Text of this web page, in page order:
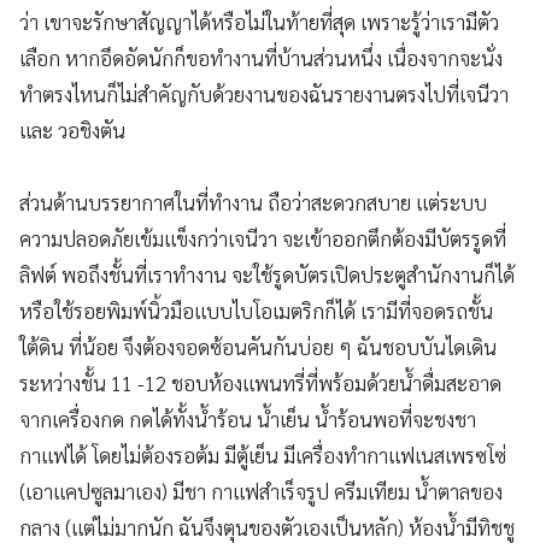
ว่า เขาจะรักษาสัญญาได้หรือไม่ในท้ายที่สุด เพราะรู้ว่าเรามีตัว
เลือก หากอึดอัดนักก็ขอทำงานที่บ้านส่วนหนึ่ง เนื่องจากจะนั่ง
ทำตรงไหนก็ไม่สำคัญกับด้วยงานของฉันรายงานตรงไปที่เจนีวา
และ วอชิงตัน
ส่วนด้านบรรยากาศในที่ทำงาน ถือว่าสะดวกสบาย แต่ระบบ
ความปลอดภัยเข้มแข็งกว่าเจนีวา จะเข้าออกตึกต้องมีบัตรรูดที่
ลิฟต์ พอถึงชั้นที่เราทำงาน จะใช้รูดบัตรเปิดประตูสำนักงานก็ได้
หรือใช้รอยพิมพ์นิ้วมือแบบไบโอเมตริกก็ได้ เรามีที่จอดรถชั้น
ใต้ดิน ที่น้อย จึงต้องจอดซ้อนคันกันบ่อย ๆ ฉันชอบบันไดเดิน
ระหว่างชั้น 11 -12 ชอบห้องแพนทรี่ที่พร้อมด้วยน้ำดื่มสะอาด
จากเครื่องกด กดได้ทั้งน้ำร้อน น้ำเย็น น้ำร้อนพอที่จะชงชา
กาแฟได้ โดยไม่ต้องรอต้ม มีตู้เย็น มีเครื่องทำกาแฟเนสเพรซโซ่
(เอาแคปซูลมาเอง) มีชา กาแฟสำเร็จรูป ครีมเทียม น้ำตาลของ
กลาง (แต่ไม่มากนัก ฉันจึงตุนของตัวเองเป็นหลัก) ห้องน้ำมีทิชชู